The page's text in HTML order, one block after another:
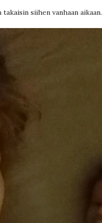
siihen vanhaan aikaan.